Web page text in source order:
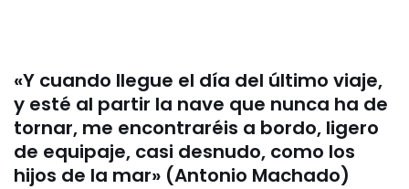
«Y cuando llegue el día del último viaje,
y esté al partir la nave que nunca ha de
tornar, me encontraréis a bordo, ligero
de equipaje, casi desnudo, como los
hijos de la mar» (Antonio Machado)